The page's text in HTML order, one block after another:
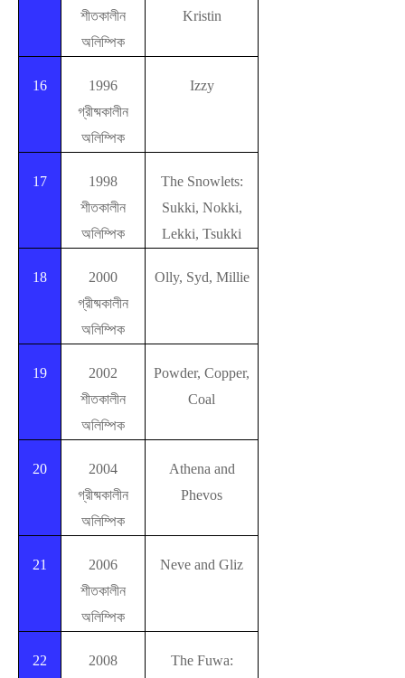
শীতকালীন
অলিম্পিক
Kristin
16
1996
গ্রীষ্মকালীন
অলিম্পিক
Izzy
17
1998
শীতকালীন
অলিম্পিক
The Snowlets:
Sukki, Nokki,
Lekki, Tsukki
18
2000
গ্রীষ্মকালীন
অলিম্পিক
Olly, Syd, Millie
19
2002
শীতকালীন
অলিম্পিক
Powder, Copper,
Coal
20
2004
গ্রীষ্মকালীন
অলিম্পিক
Athena and
Phevos
21
2006
শীতকালীন
অলিম্পিক
Neve and Gliz
22
2008
The Fuwa: